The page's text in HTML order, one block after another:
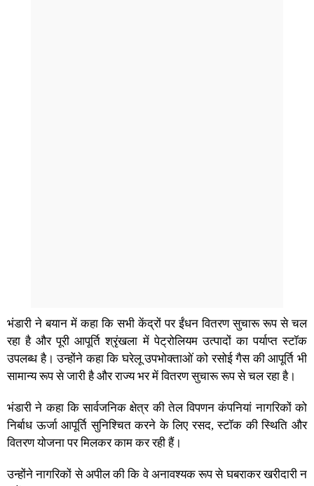
भंडारी ने बयान में कहा कि सभी केंद्रों पर ईंधन वितरण सुचारू रूप से चल
रहा है और पूरी आपूर्ति श्रृंखला में पेट्रोलियम उत्पादों का पर्याप्त स्टॉक
उपलब्ध है। उन्होंने कहा कि घरेलू उपभोक्ताओं को रसोई गैस की आपूर्ति भी
सामान्य रूप से जारी है और राज्य भर में वितरण सुचारू रूप से चल रहा है।
भंडारी ने कहा कि सार्वजनिक क्षेत्र की तेल विपणन कंपनियां नागरिकों को
निर्बाध ऊर्जा आपूर्ति सुनिश्चित करने के लिए रसद, स्टॉक की स्थिति और
वितरण योजना पर मिलकर काम कर रही हैं।
उन्होंने नागरिकों से अपील की कि वे अनावश्यक रूप से घबराकर खरीदारी न